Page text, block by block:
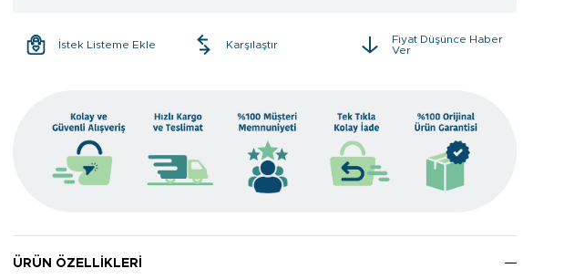
İstek Listeme Ekle Karşılaştır
Fiyat Düşünce Haber
Ver
ÜRÜN ÖZELLIKLERI